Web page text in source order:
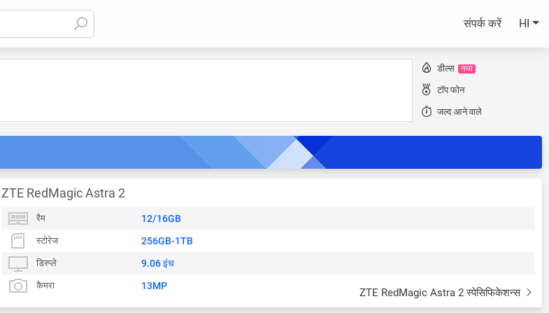
संपर्क करें HI
डील्स नया
टॉप फोन
जल्द आने वाले
ZTE RedMagic Astra 2
रैम 12/16GB
स्टोरेज 256GB-1TB
डिस्प्ले 9.06 इंच
कैमरा 13MP
ZTE RedMagic Astra 2 स्पेसिफिकेशन्स